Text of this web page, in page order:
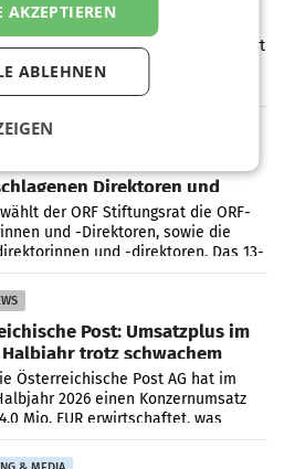
trotz leichtem
Druck auf den Digitalstandort
spiegelt sich in den aktuellen
Magenta Telekom wider. In den
& MEDIA
Direktoren und
der ORF Stiftungsrat die ORF-
und -Direktoren, sowie die
und -direktoren. Das 13-
des ab 1. Jänner 2027
Post: Umsatzplus im
trotz schwachem
Österreichische Post AG hat im
2026 einen Konzernumsatz
Mio. EUR erwirtschaftet, was
von 3,8 Prozent gegenüber dem
AKZEPTIEREN
ABLEHNEN